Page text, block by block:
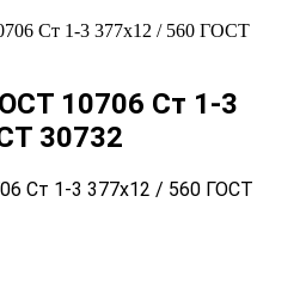
Ст 1-3 377x12 / 560 ГОСТ
10706 Ст 1-3
30732
Ст 1-3 377x12 / 560 ГОСТ